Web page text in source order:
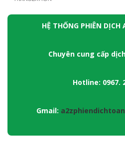
HỆ THỐNG PHIÊN DỊCH
Chuyên cung cấp
Hotline: 0967.
Gmail: